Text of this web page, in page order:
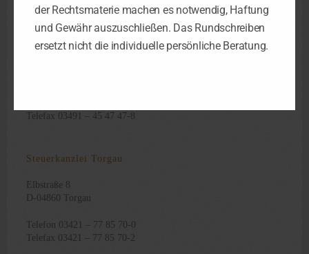
Telefax 03491 – 45 47 47-8
Steuerkanzlei Torgau
Elbstraße 8
D-04860 Torgau
Telefon 03421 – 77 85 70-0
Telefax 03421 – 77 85 70-2
der Rechtsmaterie machen es notwendig, Haftung
und Gewähr auszuschließen. Das Rundschreiben
ersetzt nicht die individuelle persönliche Beratung.